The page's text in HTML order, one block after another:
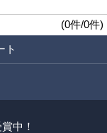
(0件/0件)
ト
中！